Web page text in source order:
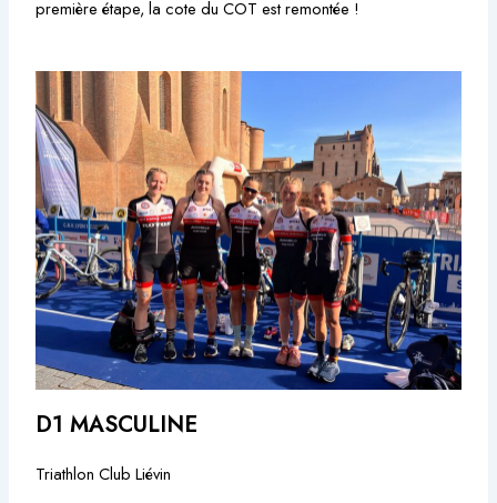
première étape, la cote du COT est remontée !
D1 MASCULINE
Triathlon Club Liévin